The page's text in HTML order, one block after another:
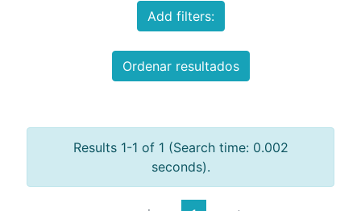
Add filters:
Ordenar resultados
Results 1-1 of 1 (Search time: 0.002
seconds).